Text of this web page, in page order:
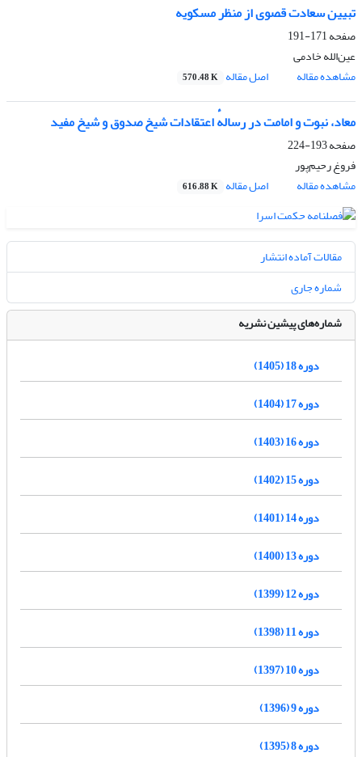
تبیین سعادت قصوی از منظر مسکویه
صفحه171-191
عین‌الله خادمی
مشاهده مقاله
اصل مقاله 570.48 K
معاد، نبوت و امامت در رسالهٔ اعتقادات شیخ صدوق و شیخ مفید
صفحه193-224
فروغ رحیم‌پور
مشاهده مقاله
اصل مقاله 616.88 K
مقالات آماده انتشار
شماره جاری
شماره‌های پیشین نشریه
دوره 18 (1405)
دوره 17 (1404)
دوره 16 (1403)
دوره 15 (1402)
دوره 14 (1401)
دوره 13 (1400)
دوره 12 (1399)
دوره 11 (1398)
دوره 10 (1397)
دوره 9 (1396)
دوره 8 (1395)